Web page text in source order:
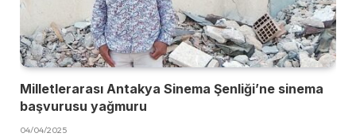
Milletlerarası Antakya Sinema Şenliği’ne sinema
başvurusu yağmuru
04/04/2025